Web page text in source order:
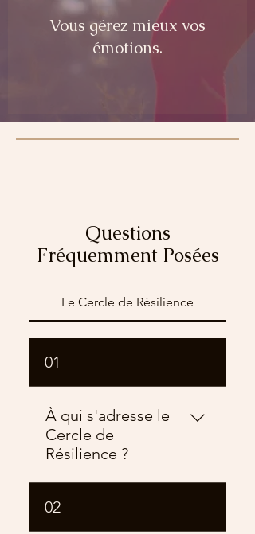
Vous gérez mieux vos
émotions.
Questions
Fréquemment Posées
Le Cercle de Résilience
01
À qui s'adresse le
Cercle de
Résilience ?
Il s'adresse aux personnes
ayant vécu ou vivant des
02